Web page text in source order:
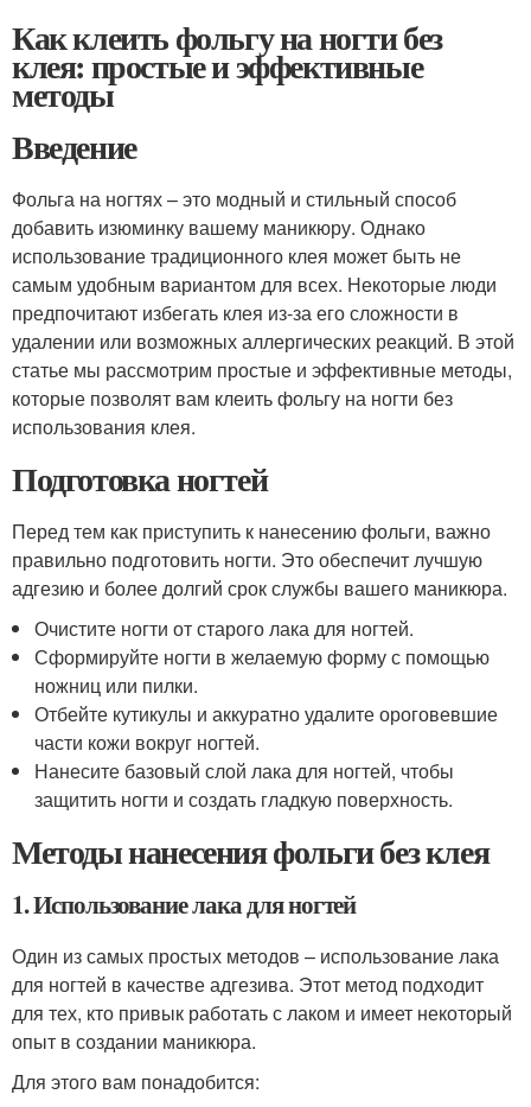
Как клеить фольгу на ногти без
клея: простые и эффективные
методы
Введение
Фольга на ногтях – это модный и стильный способ
добавить изюминку вашему маникюру. Однако
использование традиционного клея может быть не
самым удобным вариантом для всех. Некоторые люди
предпочитают избегать клея из-за его сложности в
удалении или возможных аллергических реакций. В этой
статье мы рассмотрим простые и эффективные методы,
которые позволят вам клеить фольгу на ногти без
использования клея.
Подготовка ногтей
Перед тем как приступить к нанесению фольги, важно
правильно подготовить ногти. Это обеспечит лучшую
адгезию и более долгий срок службы вашего маникюра.
Очистите ногти от старого лака для ногтей.
Сформируйте ногти в желаемую форму с помощью
ножниц или пилки.
Отбейте кутикулы и аккуратно удалите ороговевшие
части кожи вокруг ногтей.
Нанесите базовый слой лака для ногтей, чтобы
защитить ногти и создать гладкую поверхность.
Методы нанесения фольги без клея
1. Использование лака для ногтей
Один из самых простых методов – использование лака
для ногтей в качестве адгезива. Этот метод подходит
для тех, кто привык работать с лаком и имеет некоторый
опыт в создании маникюра.
Для этого вам понадобится: